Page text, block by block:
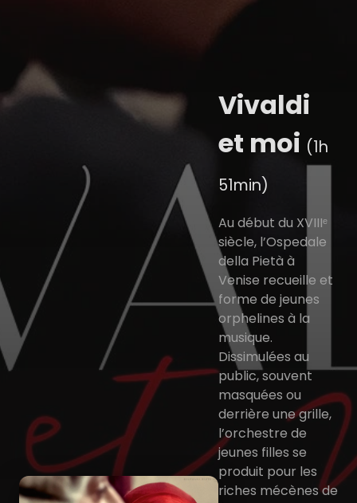
Vivaldi
et moi (1h
51min)
Au début du XVIIIᵉ
siècle, l’Ospedale
della Pietà à
Venise recueille et
forme de jeunes
orphelines à la
musique.
Dissimulées au
public, souvent
masquées ou
derrière une grille,
l’orchestre de
jeunes filles se
produit pour les
riches mécènes de